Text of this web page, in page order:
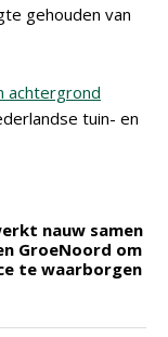
gehouden van
achtergrond
tuin- en
nauw samen
GroeNoord om
te waarborgen